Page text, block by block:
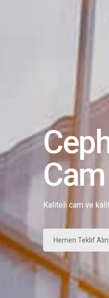
Kaliteli cam ve
Hemen Teklif Alın